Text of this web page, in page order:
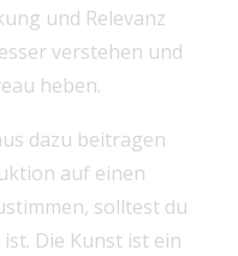
und Relevanz
verstehen und
heben.
dazu beitragen
auf einen
solltest du
Die Kunst ist ein